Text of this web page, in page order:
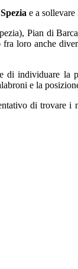
e a sollevare
Pian di
loro anche
di individuare la
e la
di trovare i